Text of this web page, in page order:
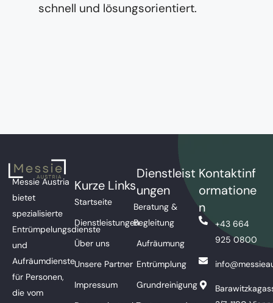
schnell und lösungsorientiert.
Messie Austria
bietet
spezialisierte
Entrümpelungsdienste
und
Aufräumdienste
für Personen,
die vom
Kurze Links
Startseite
Dienstleistungen
Über uns
Unsere Partner
Impressum
Dienstleist
ungen
Beratung &
Begleitung
Aufräumung
Entrümplung
Grundreinigung
Kontaktinf
ormatione
n
+43 664
925 0800